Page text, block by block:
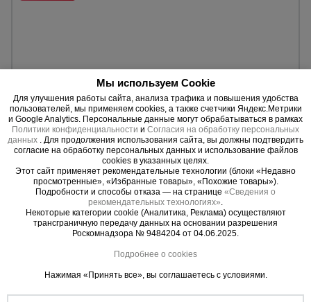
Стальная щитовая опалубка
Толщина металла:
2, 2,5, 3 мм.
Покрытие:
порошковое.
Расчет по Вашему проекту.
Уточнить цену
Вибротехника
для
строительства
Оборудование
для работы с
арматурой
Оборудование
для бетонных
Техника
Мы используем Cookie
Для улучшения работы сайта, анализа трафика и повышения удобства
пользователей, мы применяем cookies, а также счетчики Яндекс.Метрики
и Google Analytics. Персональные данные могут обрабатываться в рамках
Политики конфиденциальности и Согласия на обработку персональных
данных . Для продолжения использования сайта, вы должны подтвердить
согласие на обработку персональных данных и использование файлов
cookies в указанных целях.
Этот сайт применяет рекомендательные технологии (блоки «Недавно
просмотренные», «Избранные товары», «Похожие товары»).
Подробности и способы отказа — на странице «Сведения о
рекомендательных технологиях».
Некоторые категории cookie (Аналитика, Реклама) осуществляют
трансграничную передачу данных на основании разрешения
Роскомнадзора № 9484204 от 04.06.2025.
Подробнее о cookies
Нажимая «Принять все», вы соглашаетесь с условиями.